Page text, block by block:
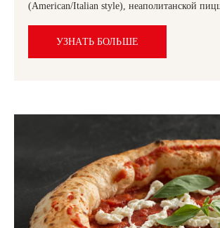
(American/Italian style), неаполитанской
УЗНАТЬ БОЛЬШЕ